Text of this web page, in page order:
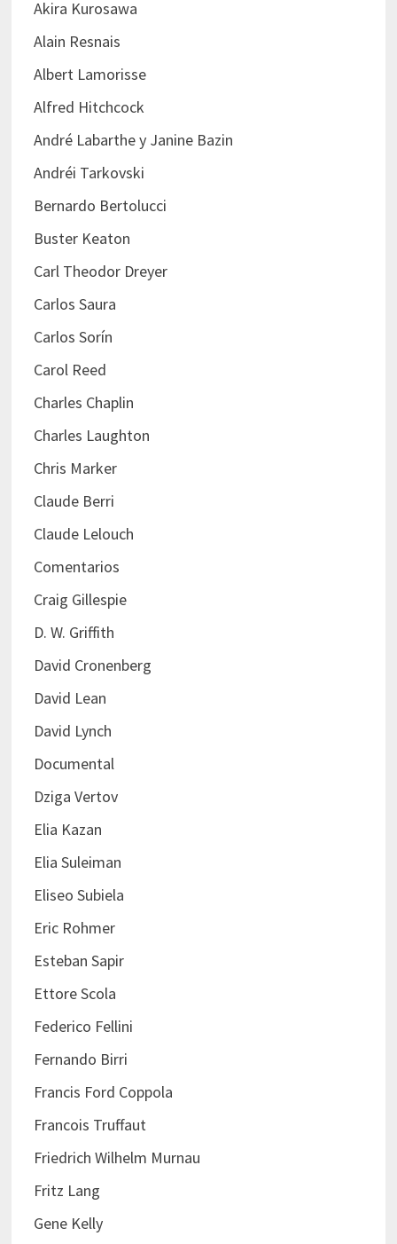
Akira Kurosawa
Alain Resnais
Albert Lamorisse
Alfred Hitchcock
André Labarthe y Janine Bazin
Andréi Tarkovski
Bernardo Bertolucci
Buster Keaton
Carl Theodor Dreyer
Carlos Saura
Carlos Sorín
Carol Reed
Charles Chaplin
Charles Laughton
Chris Marker
Claude Berri
Claude Lelouch
Comentarios
Craig Gillespie
D. W. Griffith
David Cronenberg
David Lean
David Lynch
Documental
Dziga Vertov
Elia Kazan
Elia Suleiman
Eliseo Subiela
Eric Rohmer
Esteban Sapir
Ettore Scola
Federico Fellini
Fernando Birri
Francis Ford Coppola
Francois Truffaut
Friedrich Wilhelm Murnau
Fritz Lang
Gene Kelly